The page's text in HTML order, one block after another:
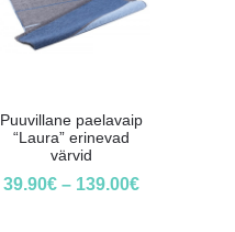
Puuvillane paelavaip
“Laura” erinevad
värvid
39.90€– 139.00€